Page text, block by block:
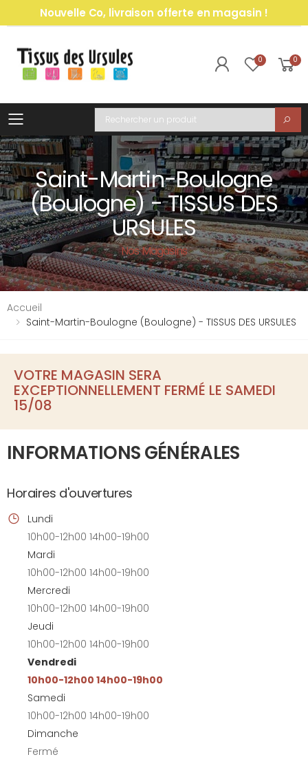
Nouvelle Co, livraison offerte en magasin !
0 0
Toggle mobile menu
Recherche
Saint-Martin-Boulogne
(Boulogne) - TISSUS DES
URSULES
Nos Magasins
Accueil
Saint-Martin-Boulogne (Boulogne) - TISSUS DES URSULES
VOTRE MAGASIN SERA
EXCEPTIONNELLEMENT FERMÉ LE SAMEDI
15/08
INFORMATIONS GÉNÉRALES
Horaires d'ouvertures
Lundi
10h00-12h00 14h00-19h00
Mardi
10h00-12h00 14h00-19h00
Mercredi
10h00-12h00 14h00-19h00
Jeudi
10h00-12h00 14h00-19h00
Vendredi
10h00-12h00 14h00-19h00
Samedi
10h00-12h00 14h00-19h00
Dimanche
Fermé